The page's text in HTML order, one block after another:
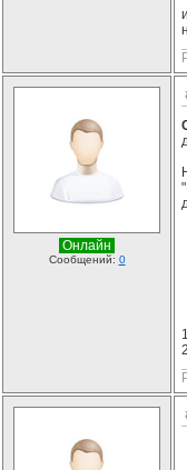
Онлайн
Сообщений: 0